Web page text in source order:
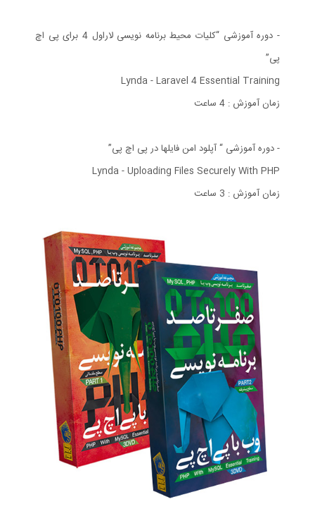
- دوره آموزشی “کلیات محیط برنامه نویسی لاراول 4 برای پی اچ
پی”
Lynda - Laravel 4 Essential Training
زمان آموزش : 4 ساعت
- دوره آموزشی “ آپلود امن فایلها در پی اچ پی”
Lynda - Uploading Files Securely With PHP
زمان آموزش : 3 ساعت